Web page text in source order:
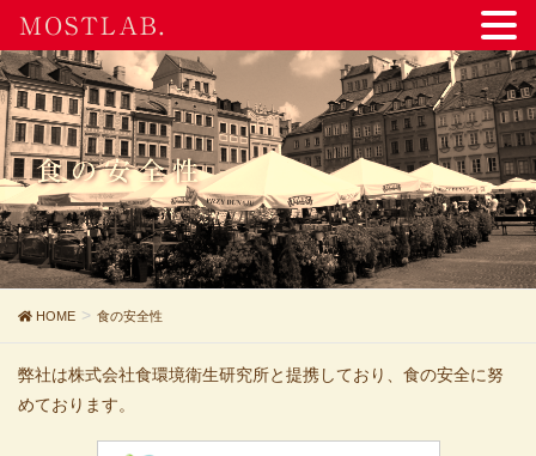
食の安全性
HOME 食の安全性
弊社は株式会社食環境衛生研究所と提携しており、食の安全に努
めております。
MOSTLAB.